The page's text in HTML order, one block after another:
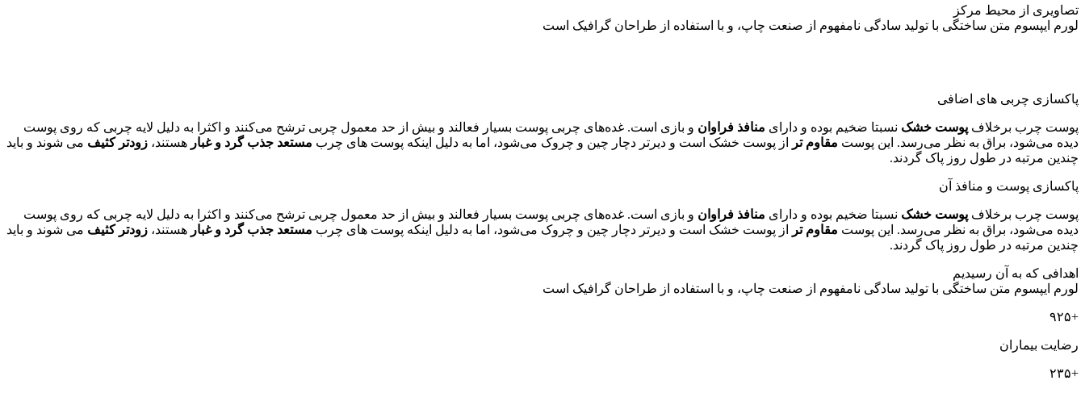
تصاویری از محیط مرکز
لورم ایپسوم متن ساختگی با تولید سادگی نامفهوم از صنعت چاپ، و با استفاده از طراحان گرافیک است
پاکسازی چربی های اضافی
پوست چرب برخلاف پوست خشک نسبتا ضخیم بوده و دارای منافذ فراوان و بازی است. غده‌های چربی پوست بسیار فعالند و بیش از حد معمول چربی ترشح می‌کنند و اکثرا به دلیل لایه چربی که روی پوست
دیده می‌شود، براق به نظر می‌رسد. این پوست مقاوم ‌تر از پوست خشک است و دیرتر دچار چین و چروک می‌شود، اما به دلیل اینکه پوست ‌های چرب مستعد جذب گرد و غبار هستند، زودتر کثیف می‌ شوند و باید
چندین مرتبه در طول روز پاک گردند.
پاکسازی پوست و منافذ آن
پوست چرب برخلاف پوست خشک نسبتا ضخیم بوده و دارای منافذ فراوان و بازی است. غده‌های چربی پوست بسیار فعالند و بیش از حد معمول چربی ترشح می‌کنند و اکثرا به دلیل لایه چربی که روی پوست
دیده می‌شود، براق به نظر می‌رسد. این پوست مقاوم ‌تر از پوست خشک است و دیرتر دچار چین و چروک می‌شود، اما به دلیل اینکه پوست ‌های چرب مستعد جذب گرد و غبار هستند، زودتر کثیف می‌ شوند و باید
چندین مرتبه در طول روز پاک گردند.
اهدافی که به آن رسیدیم
لورم ایپسوم متن ساختگی با تولید سادگی نامفهوم از صنعت چاپ، و با استفاده از طراحان گرافیک است
+۹۲۵
رضایت بیماران
+۲۳۵